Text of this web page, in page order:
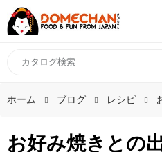
ホーム ブログ レシピ
お好み焼きとの